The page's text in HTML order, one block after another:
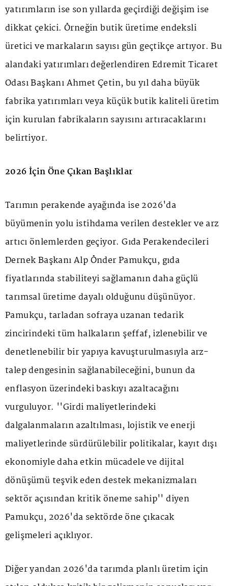
yatırımların ise son yıllarda geçirdiği değişim ise
dikkat çekici. Örneğin butik üretime endeksli
üretici ve markaların sayısı gün geçtikçe artıyor. Bu
alandaki yatırımları değerlendiren Edremit Ticaret
Odası Başkanı Ahmet Çetin, bu yıl daha büyük
fabrika yatırımları veya küçük butik kaliteli üretim
için kurulan fabrikaların sayısını artıracaklarını
belirtiyor.
2026 İçin Öne Çıkan Başlıklar
Tarımın perakende ayağında ise 2026'da
büyümenin yolu istihdama verilen destekler ve arz
artıcı önlemlerden geçiyor. Gıda Perakendecileri
Dernek Başkanı Alp Önder Pamukçu, gıda
fiyatlarında stabiliteyi sağlamanın daha güçlü
tarımsal üretime dayalı olduğunu düşünüyor.
Pamukçu, tarladan sofraya uzanan tedarik
zincirindeki tüm halkaların şeffaf, izlenebilir ve
denetlenebilir bir yapıya kavuşturulmasıyla arz-
talep dengesinin sağlanabileceğini, bunun da
enflasyon üzerindeki baskıyı azaltacağını
vurguluyor. ''Girdi maliyetlerindeki
dalgalanmaların azaltılması, lojistik ve enerji
maliyetlerinde sürdürülebilir politikalar, kayıt dışı
ekonomiyle daha etkin mücadele ve dijital
dönüşümü teşvik eden destek mekanizmaları
sektör açısından kritik öneme sahip'' diyen
Pamukçu, 2026'da sektörde öne çıkacak
gelişmeleri açıklıyor.
Diğer yandan 2026'da tarımda planlı üretim için